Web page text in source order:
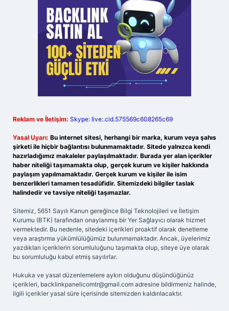
Reklam ve İletişim: Skype: live:.cid.575569c608265c69
Yasal Uyarı: Bu internet sitesi, herhangi bir marka, kurum veya şahıs
şirketi ile hiçbir bağlantısı bulunmamaktadır. Sitede yalnızca kendi
hazırladığımız makaleler paylaşılmaktadır. Burada yer alan içerikler
haber niteliği taşımamakta olup, gerçek kurum ve kişiler hakkında
paylaşım yapılmamaktadır. Gerçek kurum ve kişiler ile isim
benzerlikleri tamamen tesadüfidir. Sitemizdeki bilgiler taslak
halindedir ve tavsiye niteliği taşımazlar.
Sitemiz, 5651 Sayılı Kanun gereğince Bilgi Teknolojileri ve İletişim
Kurumu (BTK) tarafından onaylanmış bir Yer Sağlayıcı olarak hizmet
vermektedir. Bu nedenle, sitedeki içerikleri proaktif olarak denetleme
veya araştırma yükümlülüğümüz bulunmamaktadır. Ancak, üyelerimiz
yazdıkları içeriklerin sorumluluğunu taşımakta olup, siteye üye olarak
bu sorumluluğu kabul etmiş sayılırlar.
Hukuka ve yasal düzenlemelere aykırı olduğunu düşündüğünüz
içerikleri, backlinkpanelicomtr@gmail.com adresine bildirmeniz halinde,
ilgili içerikler yasal süre içerisinde sitemizden kaldırılacaktır.